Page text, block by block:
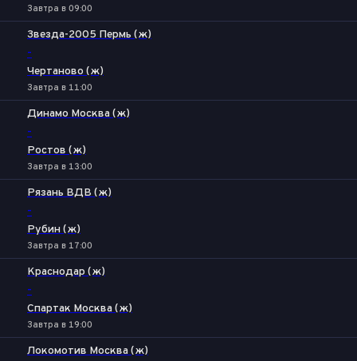
Завтра в 09:00
Звезда-2005 Пермь (ж)
-
Чертаново (ж)
Завтра в 11:00
Динамо Москва (ж)
-
Ростов (ж)
Завтра в 13:00
Рязань ВДВ (ж)
-
Рубин (ж)
Завтра в 17:00
Краснодар (ж)
-
Спартак Москва (ж)
Завтра в 19:00
Локомотив Москва (ж)